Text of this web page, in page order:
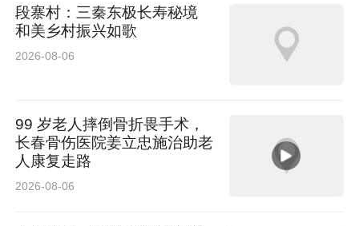
段寨村：三秦东极长寿秘境
和美乡村振兴如歌
2026-08-06
99 岁老人摔倒骨折畏手术，
长春骨伤医院姜立忠施治助老
人康复走路
2026-08-06